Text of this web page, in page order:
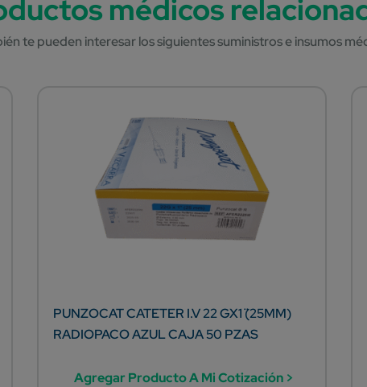
PUNZOCAT CATETER I.V 22 GX1¨ (25MM)
RADIOPACO AZUL CAJA 50 PZAS
Agregar Producto A Mi Cotización >